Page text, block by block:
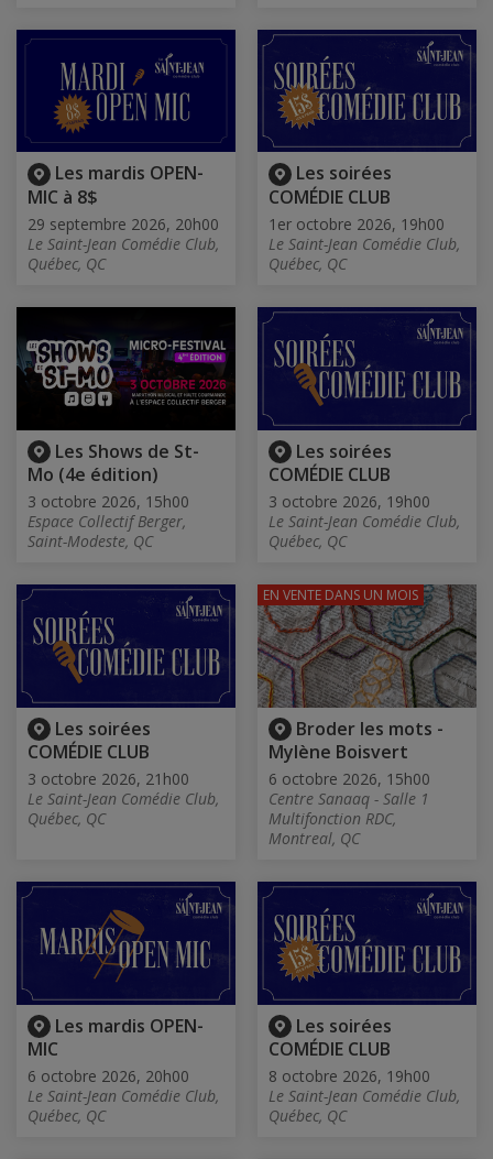
Les mardis OPEN-
MIC à 8$
29 septembre 2026, 20h00
Le Saint-Jean Comédie Club,
Québec, QC
Les soirées
COMÉDIE CLUB
1er octobre 2026, 19h00
Le Saint-Jean Comédie Club,
Québec, QC
Les Shows de St-
Mo (4e édition)
3 octobre 2026, 15h00
Espace Collectif Berger,
Saint-Modeste, QC
Les soirées
COMÉDIE CLUB
3 octobre 2026, 19h00
Le Saint-Jean Comédie Club,
Québec, QC
Les soirées
COMÉDIE CLUB
3 octobre 2026, 21h00
Le Saint-Jean Comédie Club,
Québec, QC
Broder les mots -
Mylène Boisvert
6 octobre 2026, 15h00
Centre Sanaaq - Salle 1
Multifonction RDC,
Montreal, QC
EN VENTE DANS UN MOIS
Les mardis OPEN-
MIC
6 octobre 2026, 20h00
Le Saint-Jean Comédie Club,
Québec, QC
Les soirées
COMÉDIE CLUB
8 octobre 2026, 19h00
Le Saint-Jean Comédie Club,
Québec, QC